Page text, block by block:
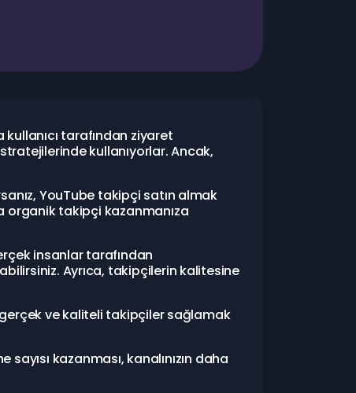
tarafından ziyaret
kullanıyorlar. Ancak,
YouTube takipçi satın almak
organik takipçi kazanmanıza
insanlar tarafından
Ayrıca, takipçilerin kalitesine
gerçek ve kaliteli takipçiler sağlamak
kazanması, kanalınızın daha